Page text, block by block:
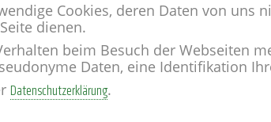
Cookies, deren Daten von uns
dienen.
beim Besuch der Webseiten
Daten, eine Identifikation
Datenschutzerklärung.